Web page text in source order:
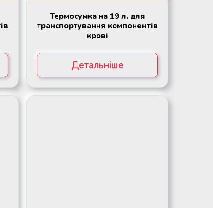
Термосумка на 19 л. для
транспортування компонентів
крові
Детальніше